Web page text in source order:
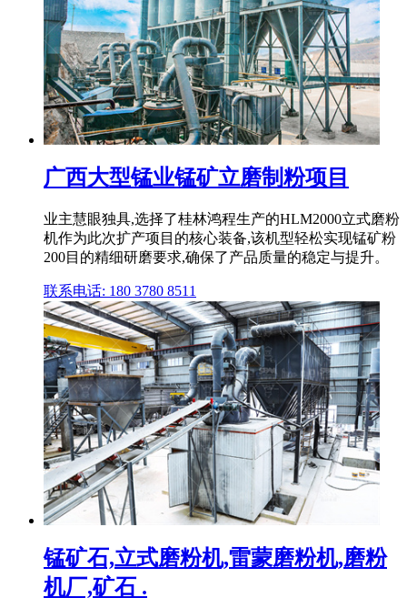
广西大型锰业锰矿立磨制粉项目
业主慧眼独具,选择了桂林鸿程生产的HLM2000立式磨粉
机作为此次扩产项目的核心装备,该机型轻松实现锰矿粉
200目的精细研磨要求,确保了产品质量的稳定与提升。
联系电话: 180 3780 8511
锰矿石,立式磨粉机,雷蒙磨粉机,磨粉
机厂,矿石 .